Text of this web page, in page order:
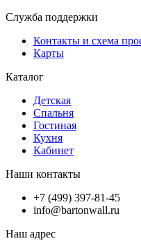
Служба поддержки
Контакты и схема
Карты
Каталог
Детская
Спальня
Гостиная
Кухня
Кабинет
Наши контакты
+7 (499) 397-81-45
info@bartonwall.ru
Наш адрес